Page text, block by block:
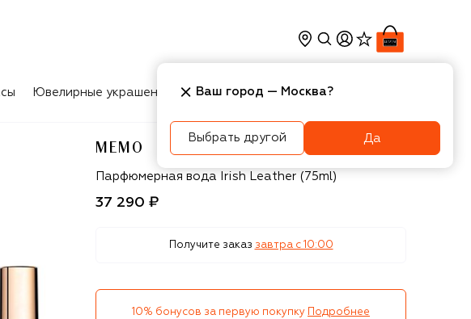
Ювелирные украшения Косметика Интерьер
MEMO
Memo
Парфюмерная вода Irish Leather (75ml)
37 290 ₽
Получите заказ завтра c 10:00
10% бонусов за первую покупку Подробнее
Ваш город — Москва?
Выбрать другой Да